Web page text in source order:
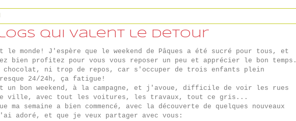
qui valent le detour
le monde! J'espère que le weekend de Pâques a été sucré pour tous, et
bien profitez pour vous vous reposer un peu et apprécier le bon temps.
chocolat, ni trop de repos, car s'occuper de trois enfants plein
24/24h, ça fatigue!
un bon weekend, à la campagne, et j'avoue, difficile de voir les rues
ville, avec tout les voitures, les travaux, tout ce gris...
ma semaine a bien commencé, avec la découverte de quelques nouveaux
adoré, et que je veux partager avec vous: